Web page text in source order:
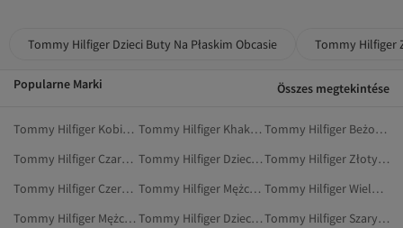
Tommy Hilfiger Dzieci Buty Na Płaskim Obcasie Tommy Hilfiger
Popularne Marki Összes megtekintése
Tommy Hilfiger Kobiety Buty Na Płaskim Obcasie Tommy Hilfiger Khaki Buty Na Płaskim Obcasie
Tommy Hilfiger Beżowy Buty Sportowe
Tommy Hilfiger Czarny Buty Sportowe
Tommy Hilfiger Dzieci Marynarki I Kamizelki
Tommy Hilfiger Złoty Marynarki I Kamizelki
Tommy Hilfiger Czerwony Buty Sportowe
Tommy Hilfiger Mężczyźni Sneakersy
Tommy Hilfiger Wielokolorowy Buty Sportowe
Tommy Hilfiger Mężczyźni Botki
Tommy Hilfiger Dzieci Obuwie
Tommy Hilfiger Szary Buty Sportowe